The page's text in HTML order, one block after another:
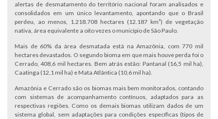
alertas de desmatamento do território nacional foram analisados e
consolidados em um único levantamento, apontando que o Brasil
perdeu, ao menos, 1.218.708 hectares (12.187 km²) de vegetação
nativa, área equivalente a oito vezes o município de São Paulo.
Mais de 60% da área desmatada está na Amazônia, com 770 mil
hectares devastados. O segundo bioma em que mais houve perda foi o
Cerrado, 408,6 mil hectares. Bem atrás estão: Pantanal (16,5 mil ha),
Caatinga (12,1 mil ha) e Mata Atlântica (10,6 mil ha).
Amazônia e Cerrado são os biomas mais bem monitorados, contando
com sistemas de acompanhamento contínuos, adaptados para as
respectivas regiões. Como os demais biomas utilizam dados de um
sistema global, sem adaptações para condições específicas (tipos de